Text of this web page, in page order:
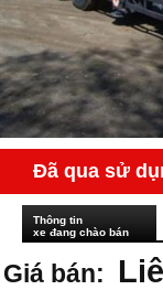
Đã qua sử
Thông tin
xe đang chào bán
Giá bán: